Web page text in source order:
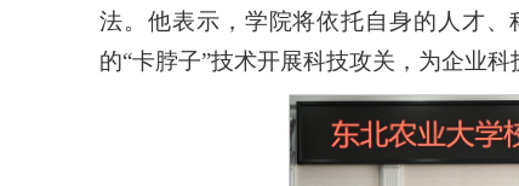
法。他表示，学院将依托自身的人才、
的“卡脖子”技术开展科技攻关，为企业